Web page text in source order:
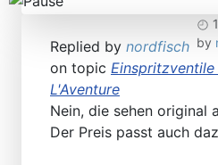
by
Replied by nordfisch
on topic
L'Aventure
Nein, die sehen original
Der Preis passt auch